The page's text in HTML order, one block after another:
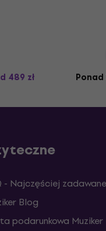
489 zł
- Najczęściej
Blog
podarunkowa Muziker